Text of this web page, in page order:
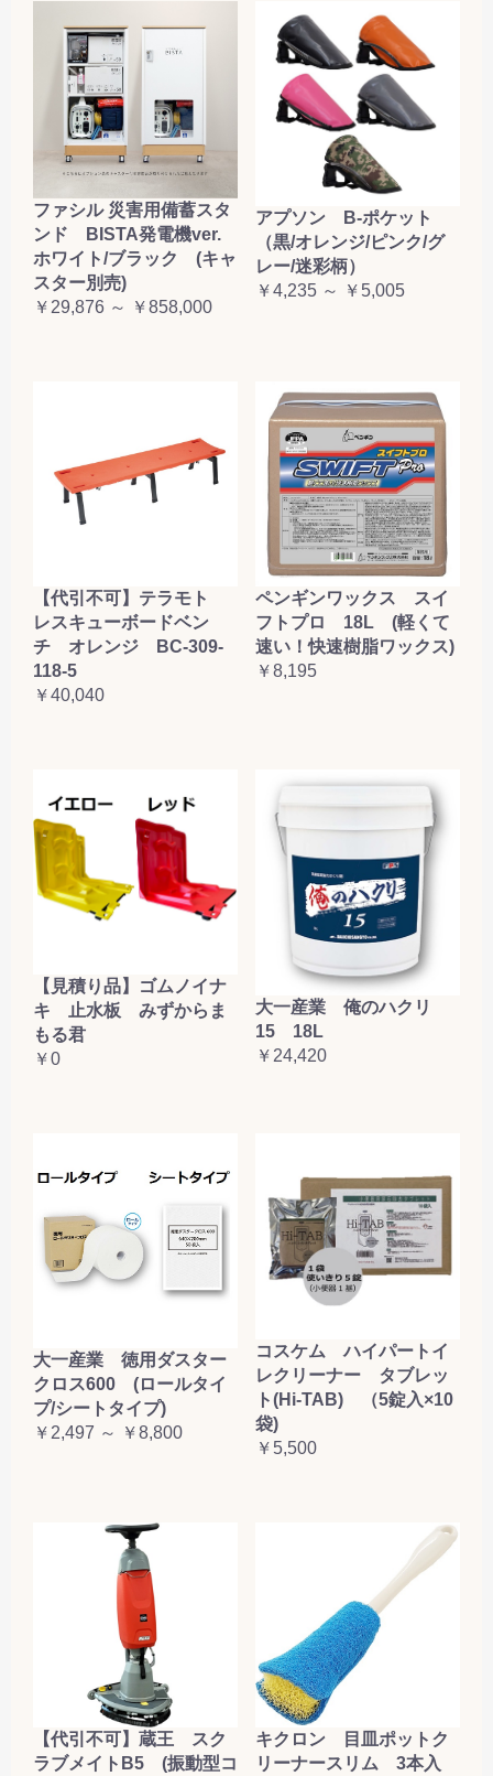
お買い物を続ける カートへ進む
ファシル 災害用備蓄スタ
ンド BISTA発電機ver.
ホワイト/ブラック (キャ
スター別売)
￥29,876 ～ ￥858,000
アプソン B-ポケット
（黒/オレンジ/ピンク/グ
レー/迷彩柄）
￥4,235 ～ ￥5,005
【代引不可】テラモト
レスキューボードベン
チ オレンジ BC-309-
118-5
￥40,040
ペンギンワックス スイ
フトプロ 18L (軽くて
速い！快速樹脂ワックス)
￥8,195
【見積り品】ゴムノイナ
キ 止水板 みずからま
もる君
￥0
大一産業 俺のハクリ
15 18L
￥24,420
大一産業 徳用ダスター
クロス600 (ロールタイ
プ/シートタイプ)
￥2,497 ～ ￥8,800
コスケム ハイパートイ
レクリーナー タブレッ
ト(Hi-TAB) （5錠入×10
袋)
￥5,500
【代引不可】蔵王 スク
ラブメイトB5 (振動型コ
キクロン 目皿ポットク
リーナースリム 3本入